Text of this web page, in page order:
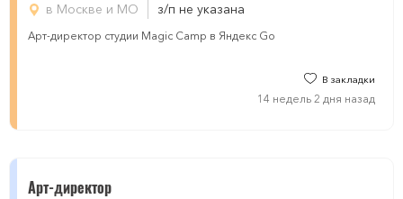
в Москве и МО
з/п не указана
Арт-директор студии Magic Сamp в Яндекс Go
В закладки
14 недель 2 дня назад
Арт-директор